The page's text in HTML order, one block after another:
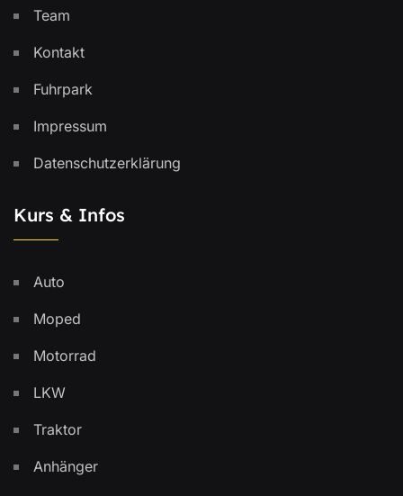
Team
Kontakt
Fuhrpark
Impressum
Datenschutzerklärung
Kurs & Infos
Auto
Moped
Motorrad
LKW
Traktor
Anhänger